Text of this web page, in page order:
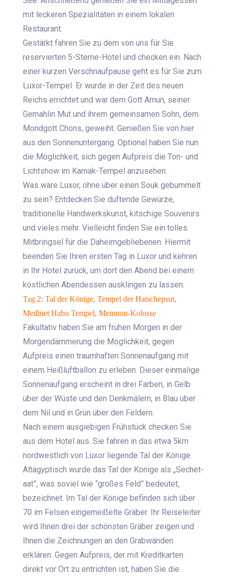
mit leckeren Spezialitäten in einem lokalen
Restaurant.
Gestärkt fahren Sie zu dem von uns für Sie
reservierten 5-Sterne-Hotel und checken ein. Nach
einer kurzen Verschnaufpause geht es für Sie zum
Luxor-Tempel. Er wurde in der Zeit des neuen
Reichs errichtet und war dem Gott Amun, seiner
Gemahlin Mut und ihrem gemeinsamen Sohn, dem
Mondgott Chons, geweiht. Genießen Sie von hier
aus den Sonnenuntergang. Optional haben Sie nun
die Möglichkeit, sich gegen Aufpreis die Ton- und
Lichtshow im Karnak-Tempel anzusehen.
Was wäre Luxor, ohne über einen Souk gebummelt
zu sein? Entdecken Sie duftende Gewürze,
traditionelle Handwerkskunst, kitschige Souvenirs
und vieles mehr. Vielleicht finden Sie ein tolles
Mitbringsel für die Daheimgebliebenen. Hiermit
beenden Sie Ihren ersten Tag in Luxor und kehren
in Ihr Hotel zurück, um dort den Abend bei einem
köstlichen Abendessen ausklingen zu lassen.
Tag 2: Tal der Könige, Tempel der Hatschepsut,
Medinet Habu Tempel, Memnon-Kolosse
Fakultativ haben Sie am frühen Morgen in der
Morgendämmerung die Möglichkeit, gegen
Aufpreis einen traumhaften Sonnenaufgang mit
einem Heißluftballon zu erleben. Dieser einmalige
Sonnenaufgang erscheint in drei Farben, in Gelb
über der Wüste und den Denkmälern, in Blau über
dem Nil und in Grün über den Feldern.
Nach einem ausgiebigen Frühstück checken Sie
aus dem Hotel aus. Sie fahren in das etwa 5km
nordwestlich von Luxor liegende Tal der Könige.
Altägyptisch wurde das Tal der Könige als „Sechet-
aat”, was soviel wie “großes Feld” bedeutet,
bezeichnet. Im Tal der Könige befinden sich über
70 im Felsen eingemeißelte Gräber. Ihr Reiseleiter
wird Ihnen drei der schönsten Gräber zeigen und
Ihnen die Zeichnungen an den Grabwänden
erklären. Gegen Aufpreis, der mit Kreditkarten
direkt vor Ort zu entrichten ist, haben Sie die